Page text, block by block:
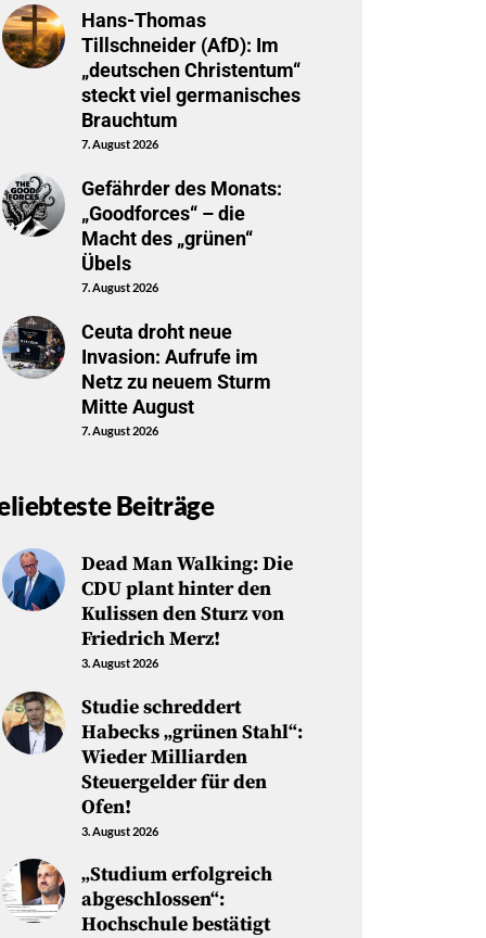
Hans-Thomas
Tillschneider (AfD): Im
„deutschen Christentum“
steckt viel germanisches
Brauchtum
7. August 2026
Gefährder des Monats:
„Goodforces“ – die
Macht des „grünen“
Übels
7. August 2026
Ceuta droht neue
Invasion: Aufrufe im
Netz zu neuem Sturm
Mitte August
7. August 2026
Beiträge
Dead Man Walking: Die
CDU plant hinter den
Kulissen den Sturz von
Friedrich Merz!
3. August 2026
Studie schreddert
Habecks „grünen Stahl“:
Wieder Milliarden
Steuergelder für den
Ofen!
3. August 2026
„Studium erfolgreich
abgeschlossen“:
Hochschule bestätigt